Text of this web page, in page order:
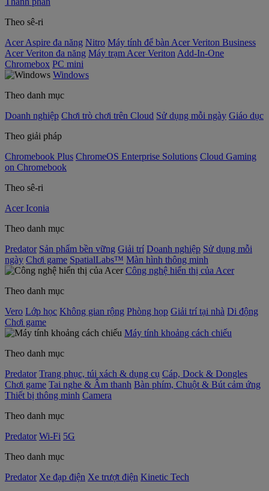
Theo sê-ri
Acer Aspire đa năng Nitro Máy tính để bàn Acer Veriton Business
Acer Veriton đa năng Máy trạm Acer Veriton Add-In-One
Chromebox PC mini
Windows
Theo danh mục
Doanh nghiệp Chơi trò chơi trên Cloud Sử dụng mỗi ngày Giáo dục
Theo giải pháp
Chromebook Plus ChromeOS Enterprise Solutions Cloud Gaming
on Chromebook
Theo sê-ri
Acer Iconia
Theo danh mục
Predator Sản phẩm bền vững Giải trí Doanh nghiệp Sử dụng mỗi
ngày Chơi game SpatialLabs™ Màn hình thông minh
Công nghệ hiển thị của Acer
Theo danh mục
Vero Lớp học Không gian rộng Phòng họp Giải trí tại nhà Di động
Chơi game
Máy tính khoảng cách chiếu
Theo danh mục
Predator Trang phục, túi xách & dụng cụ Cáp, Dock & Dongles
Chơi game Tai nghe & Âm thanh Bàn phím, Chuột & Bút cảm ứng
Thiết bị thông minh Camera
Theo danh mục
Predator Wi-Fi 5G
Theo danh mục
Predator Xe đạp điện Xe trượt điện Kinetic Tech